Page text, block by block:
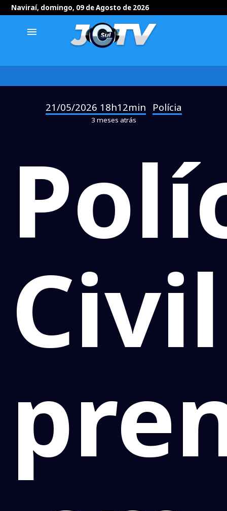
Naviraí, domingo, 09 de Agosto de 2026
menu
21/05/2026 18h12min Polícia
3 meses atrás
Civil